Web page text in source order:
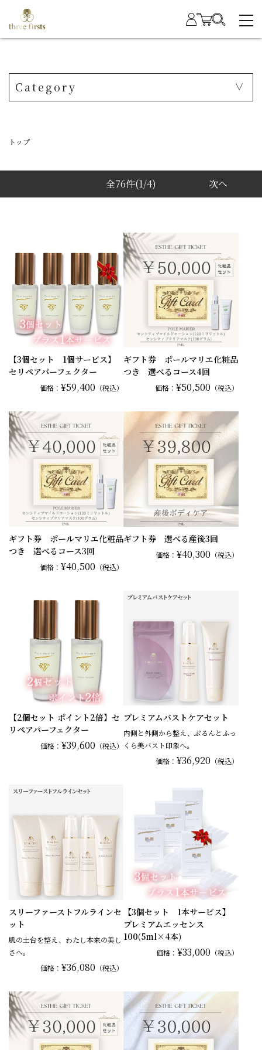
Category
トップ
全76件(1/4) 次へ
【3個セット 1個サービス】
セリペアパーフェクター
価格： ¥59,400 （税込）
ギフト券 ポールマリエ化粧品
つき 選べるコース4回
価格： ¥50,500 （税込）
ギフト券 ポールマリエ化粧品
つき 選べるコース3回
価格：¥40,500 （税込）
ギフト券 選べる産後3回
価格： ¥40,300 （税込）
【2個セット ポイント2倍】セ
リペアパーフェクター
価格：¥39,600 （税込）
プレミアムバストケアセット
内側と外側から整え、ぷるんとふっ
くら美バスト印象へ。
価格： ¥36,920 （税込）
スリーファーストフルラインセ
ット
肌の土台を整え、わたし本来の美し
さへ。
価格：¥36,080 （税込）
【3個セット 1本サービス】
プレミアムエッセンス
100(5ml×4本)
価格： ¥33,000 （税込）